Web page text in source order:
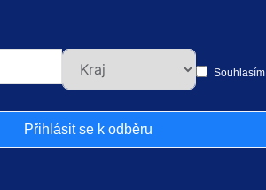
Souhlasím
Přihlásit se k odběru